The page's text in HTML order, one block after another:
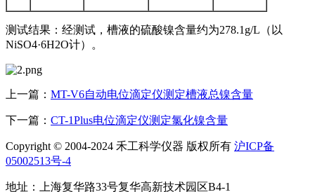
测试结果：经测试，槽液的硫酸镍含量约为278.1g/L（以
NiSO4·6H2O计）。
上一篇： MT-V6自动电位滴定仪测定槽液总镍含量
下一篇： CT-1Plus电位滴定仪测定氯化镍含量
Copyright © 2004-2024 禾工科学仪器 版权所有 沪ICP备
05002513号-4
地址：上海复华路33号复华高新技术园区B4-1